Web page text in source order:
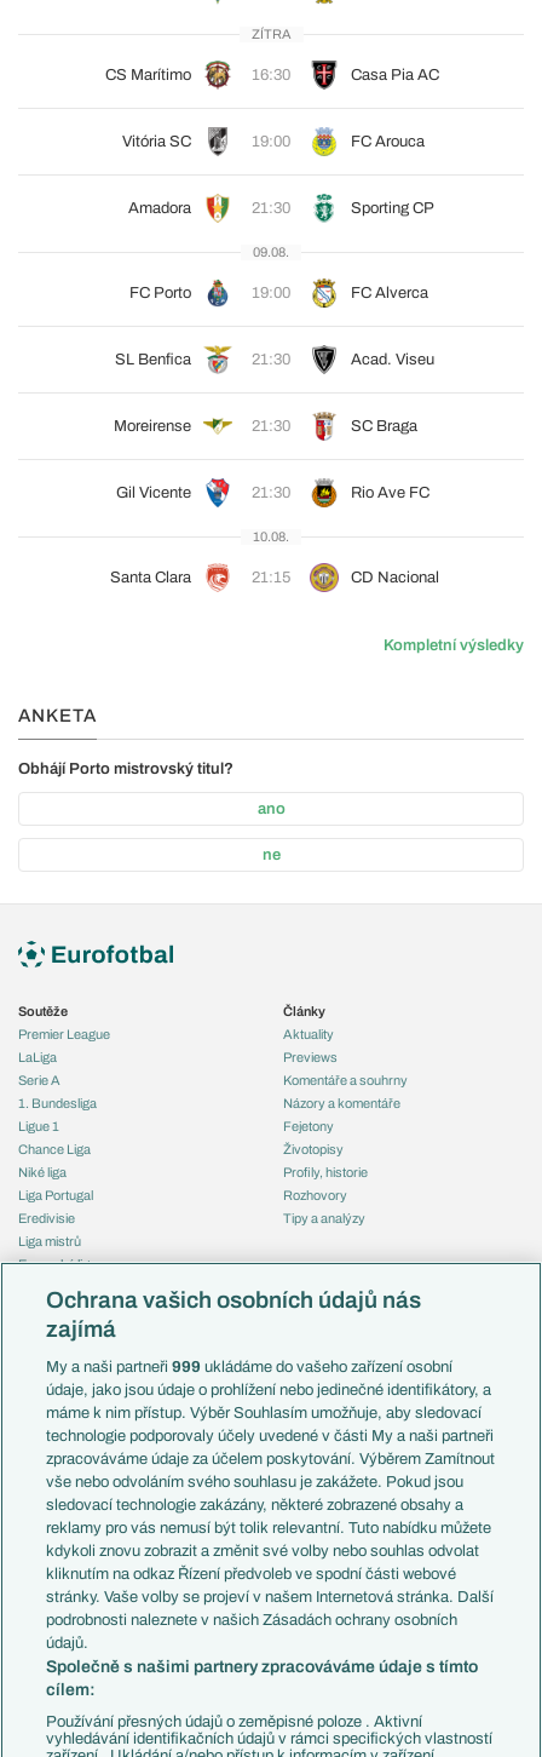
ZÍTRA
CS Marítimo 16:30 Casa Pia AC
Vitória SC 19:00 FC Arouca
Amadora 21:30 Sporting CP
09.08.
FC Porto 19:00 FC Alverca
SL Benfica 21:30 Acad. Viseu
Moreirense 21:30 SC Braga
Gil Vicente 21:30 Rio Ave FC
10.08.
Santa Clara 21:15 CD Nacional
Kompletní výsledky
ANKETA
Obhájí Porto mistrovský titul?
ano
ne
Soutěže
Premier League
LaLiga
Serie A
1. Bundesliga
Ligue 1
Chance Liga
Niké liga
Liga Portugal
Eredivisie
Liga mistrů
Evropská liga
Mistrovství světa
Liga národů
Témata
Představení týmů MS
EuroSkauting
PL v kostce
Evropské koeficienty
Přestupy
Přestupové spekulace
Zranění
Kluby
Arsenal FC
Chelsea FC
Manchester United
AC Milán
Juventus FC
Bayern Mnichov
Články
Aktuality
Previews
Komentáře a souhrny
Názory a komentáře
Fejetony
Životopisy
Profily, historie
Rozhovory
Tipy a analýzy
Česko
Francie
Itálie
Německo
Španělsko
Argentina
Brazílie
Přestupy
Zápasy
Livescore
Tipovací soutěž
Ochrana vašich osobních údajů nás
zajímá
My a naši partneři999 ukládáme do vašeho zařízení osobní
údaje, jako jsou údaje o prohlížení nebo jedinečné identifikátory, a
máme k nim přístup. Výběr Souhlasím umožňuje, aby sledovací
technologie podporovaly účely uvedené v části My a naši partneři
zpracováváme údaje za účelem poskytování. Výběrem Zamítnout
vše nebo odvoláním svého souhlasu je zakážete. Pokud jsou
sledovací technologie zakázány, některé zobrazené obsahy a
reklamy pro vás nemusí být tolik relevantní. Tuto nabídku můžete
kdykoli znovu zobrazit a změnit své volby nebo souhlas odvolat
kliknutím na odkaz Řízení předvoleb ve spodní části webové
stránky. Vaše volby se projeví v našem Internetová stránka. Další
podrobnosti naleznete v našich Zásadách ochrany osobních
údajů.
Společně s našimi partnery zpracováváme údaje s tímto
cílem:
Používání přesných údajů o zeměpisné poloze . Aktivní
vyhledávání identifikačních údajů v rámci specifických vlastností